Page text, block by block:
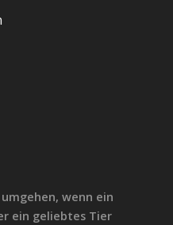
wenn ein
ein geliebtes Tier